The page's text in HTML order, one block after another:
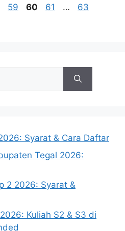
Halaman
59 Halaman
60 Halaman
61 … Halaman
63
Syarat & Cara Daftar
Tegal 2026:
2 2026: Syarat &
Kuliah S2 & S3 di